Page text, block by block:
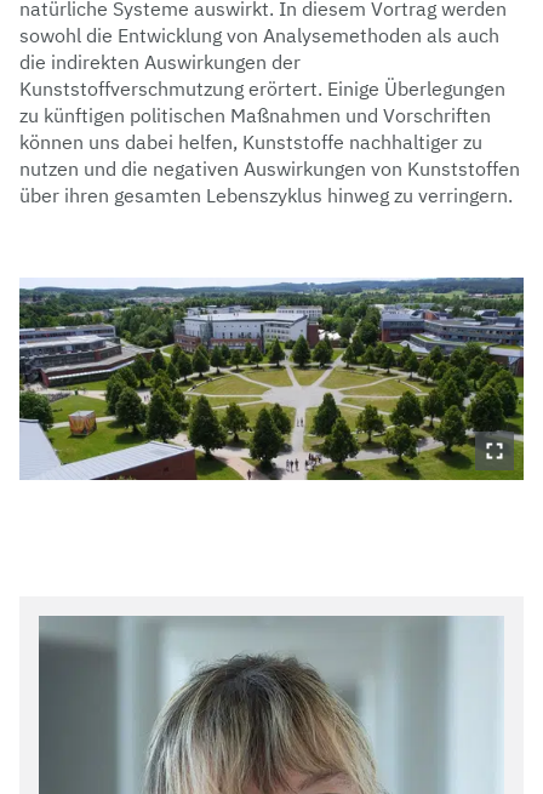
natürliche Systeme auswirkt. In diesem Vortrag werden
sowohl die Entwicklung von Analysemethoden als auch
die indirekten Auswirkungen der
Kunststoffverschmutzung erörtert. Einige Überlegungen
zu künftigen politischen Maßnahmen und Vorschriften
können uns dabei helfen, Kunststoffe nachhaltiger zu
nutzen und die negativen Auswirkungen von Kunststoffen
über ihren gesamten Lebenszyklus hinweg zu verringern.